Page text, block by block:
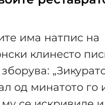
има натпис на
клинесто
од минатото го